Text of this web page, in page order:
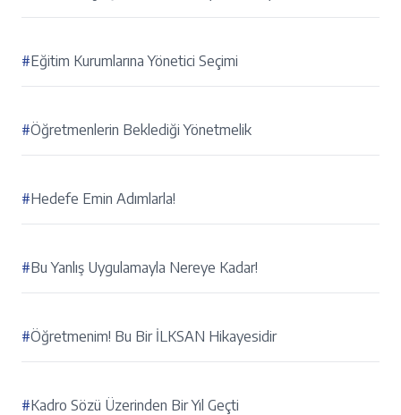
#Eğitim Kurumlarına Yönetici Seçimi
#Öğretmenlerin Beklediği Yönetmelik
#Hedefe Emin Adımlarla!
#Bu Yanlış Uygulamayla Nereye Kadar!
#Öğretmenim! Bu Bir İLKSAN Hikayesidir
#Kadro Sözü Üzerinden Bir Yıl Geçti